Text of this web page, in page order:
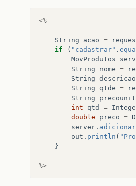
<%
String acao =
if
( "cadastrar" .
MovProdutos
String
nome =
String descricao
String
qtde =
String
precounit
int
qtd =
double
preco =
server .
out . println (
}
%>